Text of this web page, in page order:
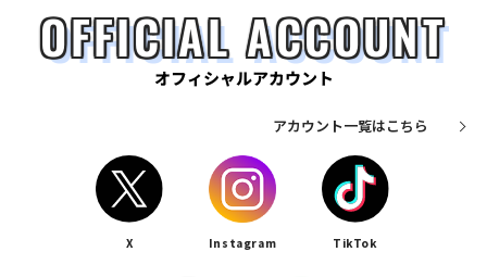
OFFICIAL ACCOUNT
オフィシャルアカウント
アカウント一覧はこちら
X Instagram TikTok